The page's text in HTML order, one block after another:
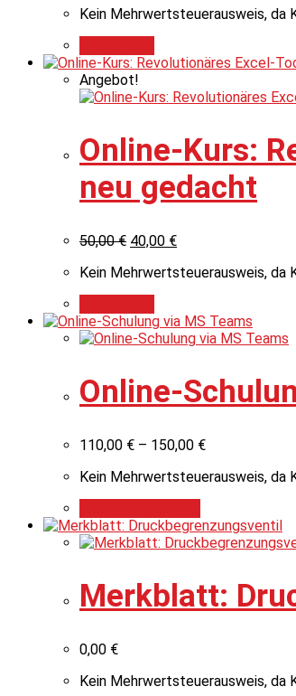
Kein Mehrwertsteuerausweis, da
Angebot!
Online-Kurs:
neu gedacht
50,00€ 40,00 €
Kein Mehrwertsteuerausweis, da
Online-
110,00 € – 150,00 €
Kein Mehrwertsteuerausweis, da
Merkblatt:
0,00 €
Kein Mehrwertsteuerausweis, da